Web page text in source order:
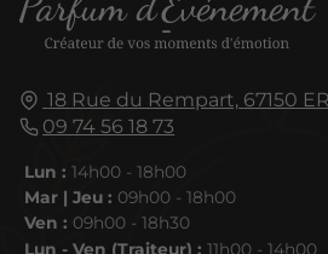
18 Rue du Rempart, 67150
09 74 56 18 73
Lun : 14h00 - 18h00
Mar | Jeu : 09h00 - 18h00
Ven : 09h00 - 18h30
Lun - Ven (Traiteur) : 11h00 - 14h00